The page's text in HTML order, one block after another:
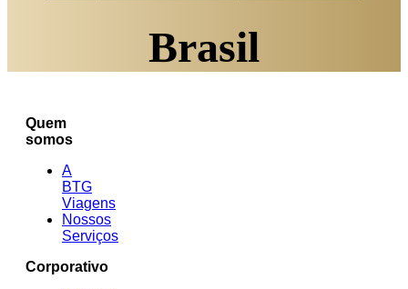
Brasil
Quem
somos
A
BTG
Viagens
Nossos
Serviços
Corporativo